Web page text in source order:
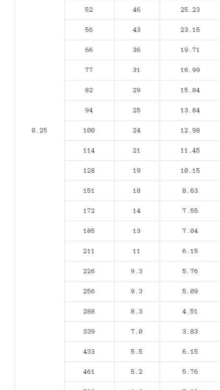
0.25
52 46 25.23
56 43 23.15
66 36 19.71
77 31 16.99
82 29 15.84
94 25 13.84
100 24 12.98
114 21 11.45
128 19 10.15
151 18 8.63
172 14 7.55
185 13 7.04
211 11 6.15
226 9.3 5.76
256 9.3 5.09
288 8.3 4.51
339 7.0 3.83
433 5.5 6.15
461 5.2 5.76